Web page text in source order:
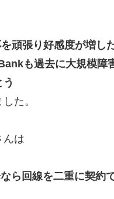
頑張り好感度が増し
も過去に大規模障
た。
んは
ら回線を二重に契約